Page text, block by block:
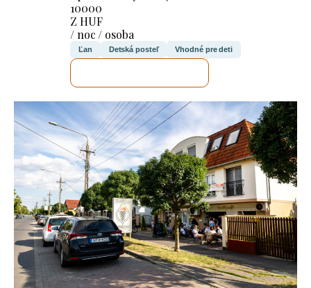
10000
Z HUF
/ noc / osoba
Ľan Detská posteľ Vhodné pre deti